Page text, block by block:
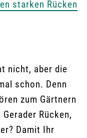
starken Rücken
nicht, aber die
schon. Denn
zum Gärtnern
Rücken,
Damit Ihr